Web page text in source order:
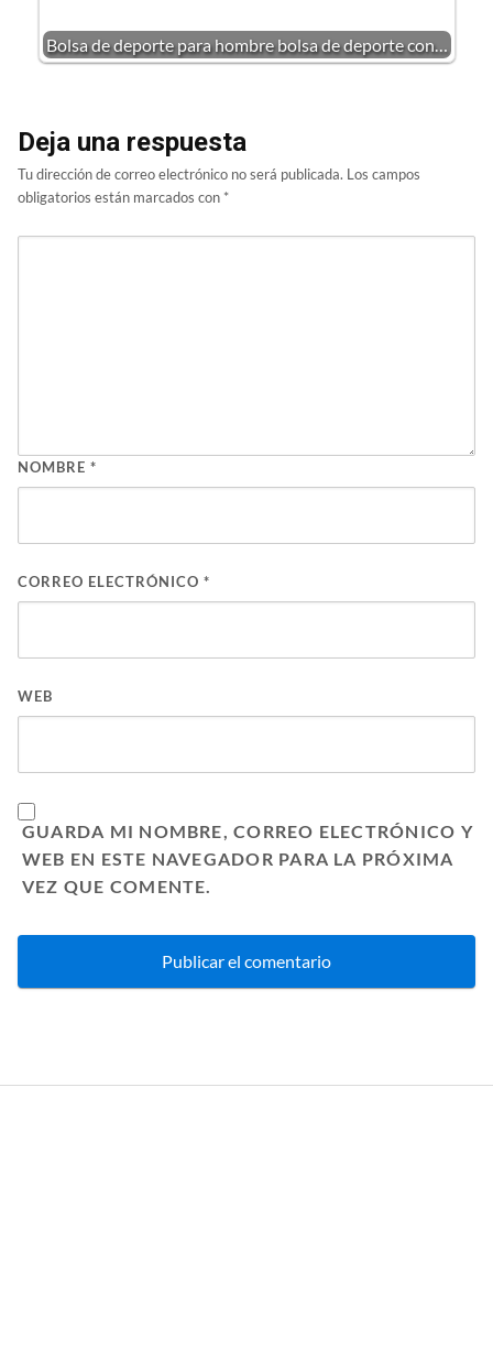
Bolsa de deporte para hombre bolsa de deporte con…
Deja una respuesta
Tu dirección de correo electrónico no será publicada. Los campos
obligatorios están marcados con *
NOMBRE *
CORREO ELECTRÓNICO *
WEB
GUARDA MI NOMBRE, CORREO ELECTRÓNICO Y
WEB EN ESTE NAVEGADOR PARA LA PRÓXIMA
VEZ QUE COMENTE.